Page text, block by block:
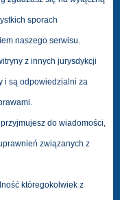
sporach
naszego serwisu.
z innych jurysdykcji
i są odpowiedzialni za
do wiadomości,
związanych z
któregokolwiek z